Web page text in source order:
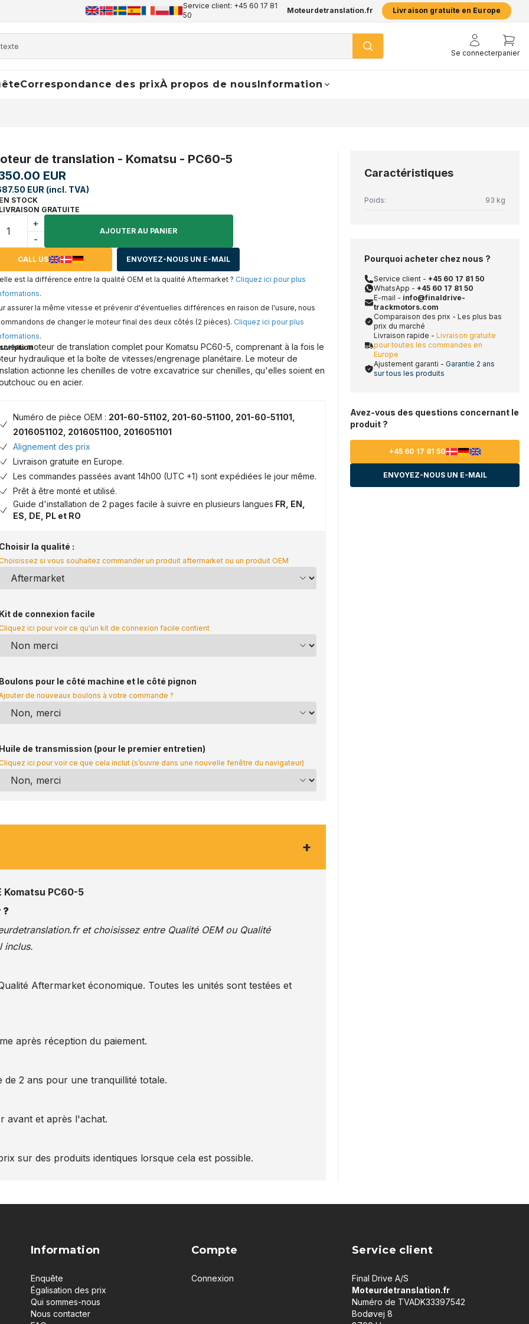
Service client: +45 60 17 81
50
Moteurdetranslation.fr Livraison gratuite en Europe
Se connecterpanier
Correspondance des prixÀ propos de nousInformation
de translation - Komatsu - PC60-5
EUR
EUR (incl. TVA)
EN STOCK
LIVRAISON GRATUITE
+
-
AJOUTER AU PANIER
CALL US ENVOYEZ-NOUS UN E-MAIL
est la différence entre la qualité OEM et la qualité Aftermarket ? Cliquez ici pour plus
.
assurer la même vitesse et prévenir d'éventuelles différences en raison de l'usure, nous
de changer le moteur final des deux côtés (2 pièces). Cliquez ici pour plus
.
moteur de translation complet pour Komatsu PC60-5, comprenant à la fois le
hydraulique et la boîte de vitesses/engrenage planétaire. Le moteur de
actionne les chenilles de votre excavatrice sur chenilles, qu'elles soient en
ou en acier.
Numéro de pièce OEM : 201-60-51102, 201-60-51100, 201-60-51101,
2016051102, 2016051100, 2016051101
Alignement des prix
Livraison gratuite en Europe.
Les commandes passées avant 14h00 (UTC +1) sont expédiées le jour même.
Prêt à être monté et utilisé.
Guide d'installation de 2 pages facile à suivre en plusieurs langues FR, EN,
ES, DE, PL et RO
Choisir la qualité :
si vous souhaitez commander un produit aftermarket ou un produit OEM
Kit de connexion facile
ici pour voir ce qu'un kit de connexion facile contient
Boulons pour le côté machine et le côté pignon
de nouveaux boulons à votre commande ?
Huile de transmission (pour le premier entretien)
ici pour voir ce que cela inclut (s’ouvre dans une nouvelle fenêtre du navigateur)
+
Komatsu PC60-5
?
et choisissez entre Qualité OEM ou Qualité
inclus.
Aftermarket économique. Toutes les unités sont testées et
après réception du paiement.
2 ans pour une tranquillité totale.
avant et après l'achat.
sur des produits identiques lorsque cela est possible.
Caractéristiques
Poids: 93 kg
Pourquoi acheter chez nous ?
Service client - +45 60 17 81 50
WhatsApp - +45 60 17 81 50
E-mail - info@finaldrive-
trackmotors.com
Comparaison des prix - Les plus bas
prix du marché
Livraison rapide - Livraison gratuite
pour toutes les commandes en
Europe
Ajustement garanti - Garantie 2 ans
sur tous les produits
Avez-vous des questions concernant le
produit ?
+45 60 17 81 50
ENVOYEZ-NOUS UN E-MAIL
Information
Enquête
Égalisation des prix
Qui sommes-nous
Nous contacter
Compte
Connexion
Service client
Final Drive A/S
Moteurdetranslation.fr
Numéro de TVADK33397542
Bodøvej 8